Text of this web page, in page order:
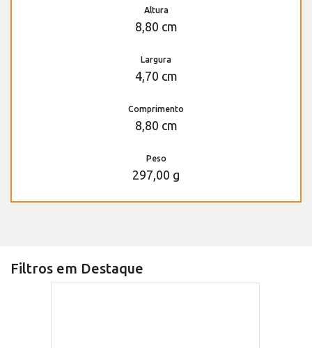
Altura
8,80 cm
Largura
4,70 cm
Comprimento
8,80 cm
Peso
297,00 g
Filtros em Destaque